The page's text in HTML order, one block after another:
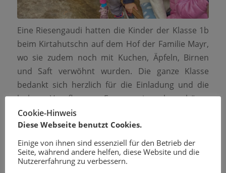
Eine Riesengaudi hatten die Kinder der Klasse 1b
beim Kirtahutschn auf dem Hof der Familie Mayr,
wo sie zudem noch mit Kuchen, Äpfeln, Birnen
und Saft verwöhnt wurden. Die ganze Klasse
bedankt sich herzlich für die Einladung und die
leckere Verpflegung. Es war ein sehr schöner
Ausflug!
Cookie-Hinweis
Diese Webseite benutzt Cookies.
Einige von ihnen sind essenziell für den Betrieb der
Seite, während andere helfen, diese Website und die
Nutzererfahrung zu verbessern.